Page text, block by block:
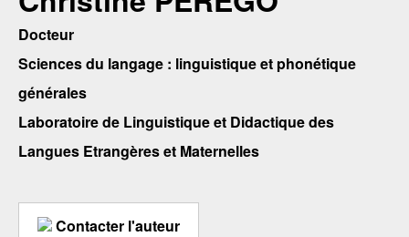
Docteur
Sciences du langage : linguistique et phonétique
générales
Laboratoire de Linguistique et Didactique des
Langues Etrangères et Maternelles
Contacter l'auteur